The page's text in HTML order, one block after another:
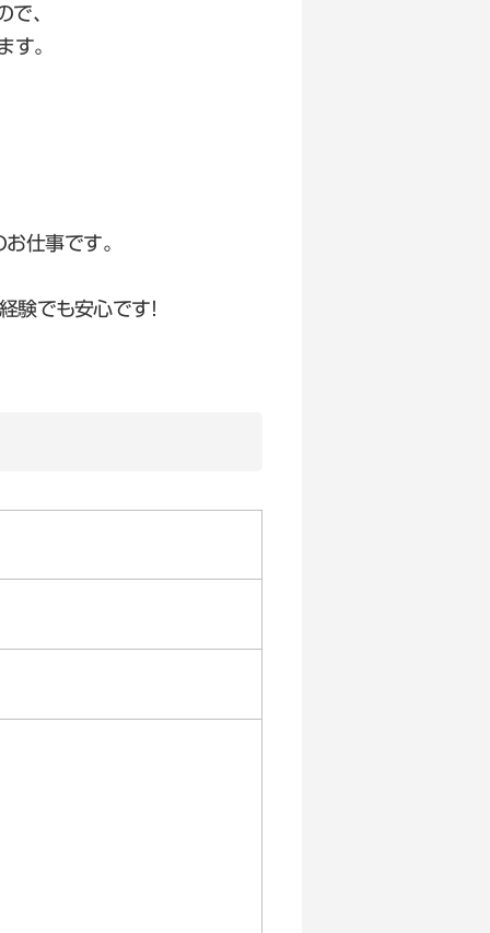
、
す。
仕事です。
験でも安心です！